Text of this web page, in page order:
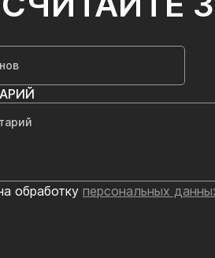
обработку персональных